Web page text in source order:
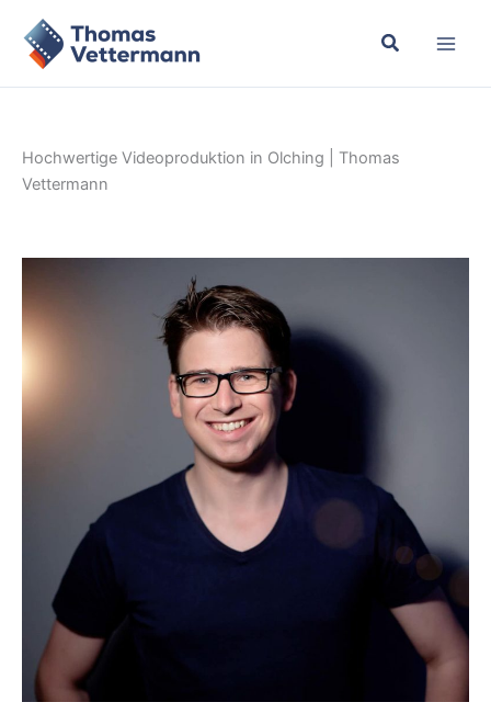
Inhalt
springen
Hochwertige Videoproduktion in Olching | Thomas
Vettermann